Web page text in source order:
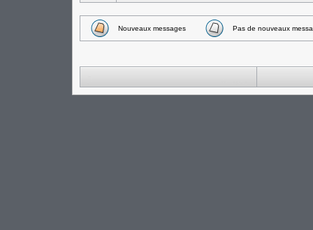
Nouveaux messages Pas de nouveaux